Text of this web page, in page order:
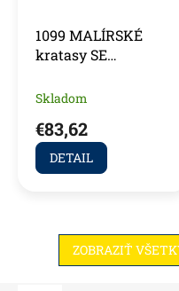
1099 MALÍRSKÉ
kratasy SE
Skladom
€83,62
DETAIL
ZOBRAZIŤ